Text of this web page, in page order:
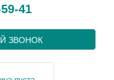
41
ЗВОНОК